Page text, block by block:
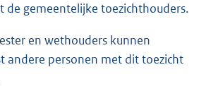
de gemeentelijke toezichthouders.
en wethouders kunnen
andere personen met dit toezicht